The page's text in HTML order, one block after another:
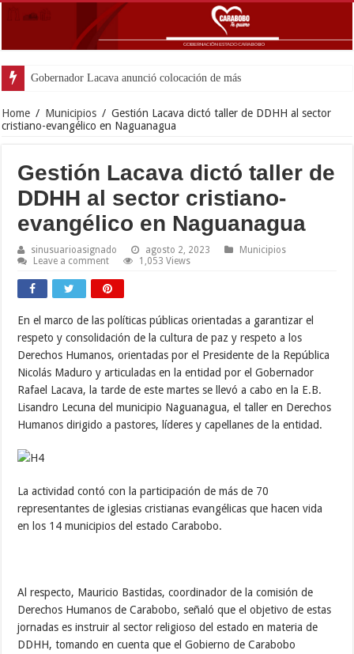
Gobernador Lacava anunció colocación de más de mil 500 tonelada
Home / Municipios / Gestión Lacava dictó taller de DDHH al sector
cristiano-evangélico en Naguanagua
Gestión Lacava dictó taller de
DDHH al sector cristiano-
evangélico en Naguanagua
sinusuarioasignado agosto 2, 2023
Municipios
Leave a comment
1,053 Views
En el marco de las políticas públicas orientadas a garantizar el
respeto y consolidación de la cultura de paz y respeto a los
Derechos Humanos, orientadas por el Presidente de la República
Nicolás Maduro y articuladas en la entidad por el Gobernador
Rafael Lacava, la tarde de este martes se llevó a cabo en la E.B.
Lisandro Lecuna del municipio Naguanagua, el taller en Derechos
Humanos dirigido a pastores, líderes y capellanes de la entidad.
La actividad contó con la participación de más de 70
representantes de iglesias cristianas evangélicas que hacen vida
en los 14 municipios del estado Carabobo.
Al respecto, Mauricio Bastidas, coordinador de la comisión de
Derechos Humanos de Carabobo, señaló que el objetivo de estas
jornadas es instruir al sector religioso del estado en materia de
DDHH, tomando en cuenta que el Gobierno de Carabobo